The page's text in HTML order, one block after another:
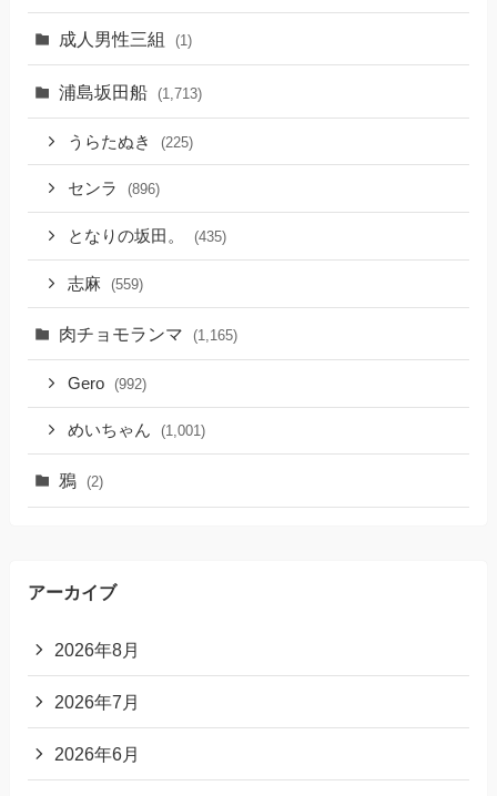
成人男性三組 (1)
浦島坂田船 (1,713)
うらたぬき (225)
センラ (896)
となりの坂田。 (435)
志麻 (559)
肉チョモランマ (1,165)
Gero (992)
めいちゃん (1,001)
鴉 (2)
アーカイブ
2026年8月
2026年7月
2026年6月